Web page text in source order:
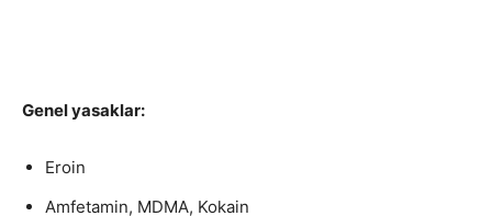
Genel yasaklar:
Eroin
Amfetamin, MDMA, Kokain